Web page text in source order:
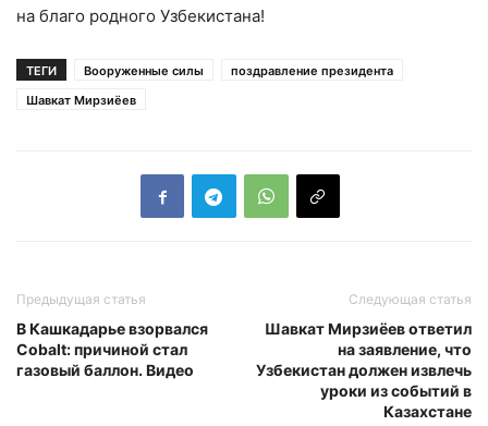
на благо родного Узбекистана!
ТЕГИ Вооруженные силы
поздравление президента
Шавкат Мирзиёев
Предыдущая статья
В Кашкадарье взорвался
Cobalt: причиной стал
газовый баллон. Видео
Следующая статья
Шавкат Мирзиёев ответил
на заявление, что
Узбекистан должен извлечь
уроки из событий в
Казахстане